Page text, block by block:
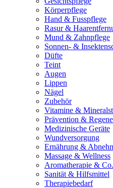
Körperpflege
Hand & Fusspflege
Rasur &
Mund & Zahnpflege
Sonnen- &
Düfte
Teint
Augen
Lippen
Nägel
Zubehör
Vitamine &
Prävention &
Medizinische Geräte
Wundversorgung
Ernährung &
Massage & Wellness
Aromatherapie & Co.
Sanität & Hilfsmittel
Therapiebedarf